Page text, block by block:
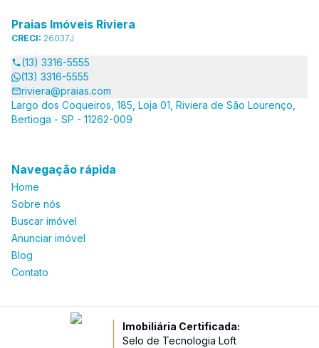
Praias Imóveis Riviera
CRECI: 26037J
(13) 3316-5555
(13) 3316-5555
riviera@praias.com
Largo dos Coqueiros, 185, Loja 01, Riviera de São Lourenço,
Bertioga - SP - 11262-009
Navegação rápida
Home
Sobre nós
Buscar imóvel
Anunciar imóvel
Blog
Contato
Imobiliária Certificada:
Selo de Tecnologia Loft